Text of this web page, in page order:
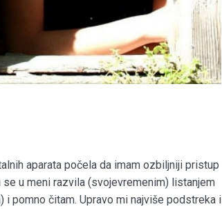
aparata počela da imam ozbiljniji pristup
u meni razvila (svojevremenim) listanjem
pomno čitam. Upravo mi najviše podstreka i